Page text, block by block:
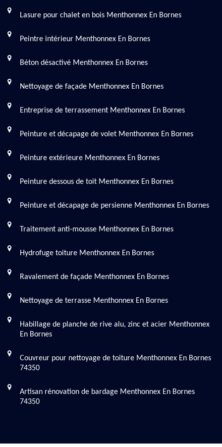
Lasure pour chalet en bois Menthonnex En Bornes
Peintre intérieur Menthonnex En Bornes
Béton désactivé Menthonnex En Bornes
Nettoyage de façade Menthonnex En Bornes
Entreprise de terrassement Menthonnex En Bornes
Peinture et décapage de volet Menthonnex En Bornes
Peinture extérieure Menthonnex En Bornes
Peinture dessous de toit Menthonnex En Bornes
Peinture et décapage de persienne Menthonnex En Bornes
Traitement anti-mousse Menthonnex En Bornes
Hydrofuge toiture Menthonnex En Bornes
Ravalement de façade Menthonnex En Bornes
Nettoyage de terrasse Menthonnex En Bornes
Habillage de planche de rive alu, zinc et acier Menthonnex
En Bornes
Couvreur pour nettoyage de toiture Menthonnex En Bornes
74350
Artisan rénovation de bardage Menthonnex En Bornes
74350